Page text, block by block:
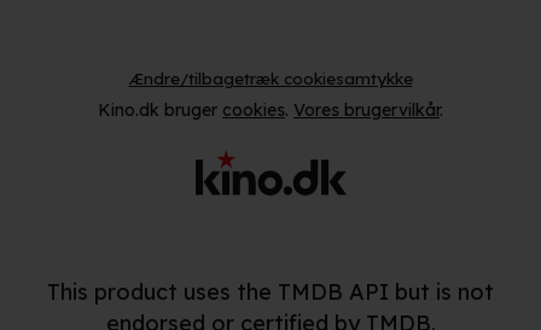
Ændre/tilbagetræk cookiesamtykke
Kino.dk bruger cookies. Vores brugervilkår.
This product uses the TMDB API but is not
endorsed or certified by TMDB.